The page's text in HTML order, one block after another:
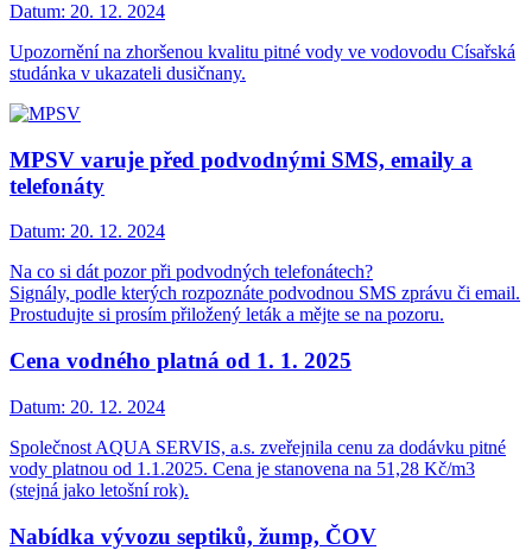
Datum: 20. 12. 2024
Upozornění na zhoršenou kvalitu pitné vody ve vodovodu Císařská
studánka v ukazateli dusičnany.
MPSV varuje před podvodnými SMS, emaily a
telefonáty
Datum: 20. 12. 2024
Na co si dát pozor při podvodných telefonátech?
Signály, podle kterých rozpoznáte podvodnou SMS zprávu či email.
Prostudujte si prosím přiložený leták a mějte se na pozoru.
Cena vodného platná od 1. 1. 2025
Datum: 20. 12. 2024
Společnost AQUA SERVIS, a.s. zveřejnila cenu za dodávku pitné
vody platnou od 1.1.2025. Cena je stanovena na 51,28 Kč/m3
(stejná jako letošní rok).
Nabídka vývozu septiků, žump, ČOV